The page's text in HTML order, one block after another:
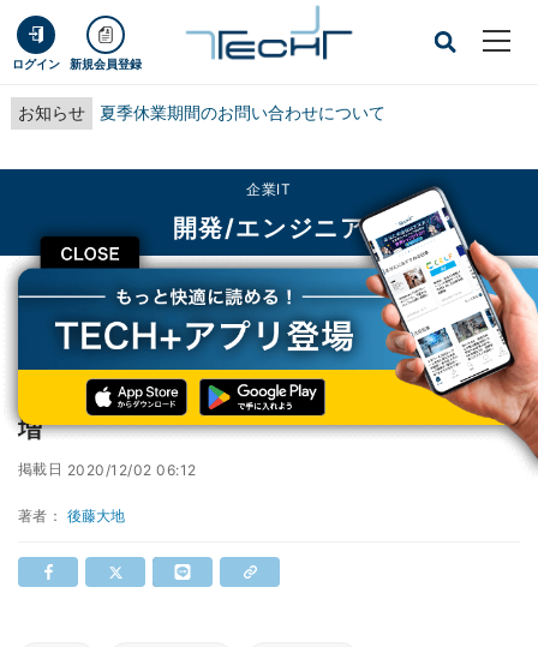
ログイン 新規会員登録
お知らせ 夏季休業期間のお問い合わせについて
CLOSE
企業IT
開発/エンジニア
TECH+ 企業IT
開発/エンジニア
11月デスクトップOSシェア発表、Linuxが微増
11月デスクトップOSシェア発表、Linuxが微
増
掲載日 2020/12/02 06:12
著者： 後藤大地